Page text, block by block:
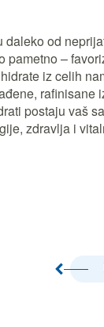
daleko od
pametno –
iz celih
rafinisane
postaju vaš
zdravlja i